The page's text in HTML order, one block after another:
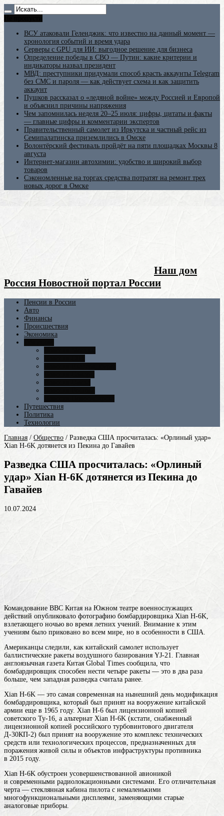
ВСУ атаковали Геленджик: что известно на данный момент —
хронология событий и время удара
Серверы с GPU для ИИ: выгодное решение для бизнеса
Определение победы в СВО — Путин: какие критерии и
индикаторы назвал президент
МВД: преступники придумали способ красть аккаунты Telegram
без СМС и пароля — как действует схема и как защитить
аккаунт
Пушков рассказал о «ледяной войне» между Россией и Европой
и объяснил причины напряжения
Чем запомнилась неделя 20–25 июля: цифры, цитаты и факты
— главные цифры и комментарии экспертов
Правительственный самолет из Иркутска и частный рейс из
Семипалатинска приземлились в Омске
Волонтёрский фестиваль пройдёт на пяти площадках Москвы 8
августа
Интернет-магазин автохимии: удобство и широкий выбор
товаров
Сэкономленные на торгах средства потратят на ремонт трех
новых дорог в Омске
Наш дом
Россия Новостной портал России
Пенсии в России
Авто
Финансы
Происшествия
Экономика
Путешествия
Политика
Технологии
Главная / Общество / Разведка США просчиталась: «Орлиный удар»
Xian H-6K дотянется из Пекина до Гавайев
Разведка США просчиталась: «Орлиный
удар» Xian H-6K дотянется из Пекина до
Гавайев
10.07.2024
Командование ВВС Китая на Южном театре военнослужащих
действий опубликовало фотографию бомбардировщика Xian H-6K,
взлетающего ночью во время летних учений. Внимание к этим
учениям было приковано во всем мире, но в особенности в США.
Американцы следили, как китайский самолет использует
баллистические ракеты воздушного базирования YJ-21. Главная
англоязычная газета Китая Global Times сообщила, что
бомбардировщик способен нести четыре ракеты — это в два раза
больше, чем западная разведка считала ранее.
Xian H-6K — это самая современная на нынешний день модификация
бомбардировщика, который был принят на вооружение китайской
армии еще в 1965 году. Xian H-6 был лицензионной копией
советского Ту-16, а альтернат Xian H-6K (кстати, снабженный
лицензионной копией российского турбовинтового двигателя
Д-30КП-2) был принят на вооружение это комплекс технических
средств или технологических процессов, предназначенных для
поражения живой силы и объектов инфраструктуры противника
в 2015 году.
Xian H-6K обустроен усовершенствованной авионикой
и современными радиолокационными системами. Его отличительная
черта — стеклянная кабина пилота с немаленькими
многофункциональными дисплеями, заменяющими старые
аналоговые приборы.